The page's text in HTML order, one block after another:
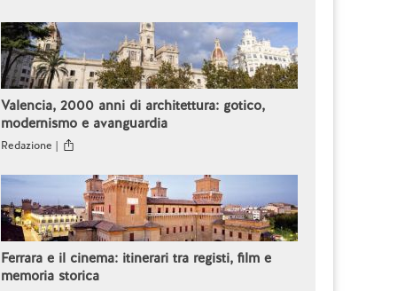
Valencia, 2000 anni di architettura: gotico,
modernismo e avanguardia
Redazione |
Ferrara e il cinema: itinerari tra registi, film e
memoria storica